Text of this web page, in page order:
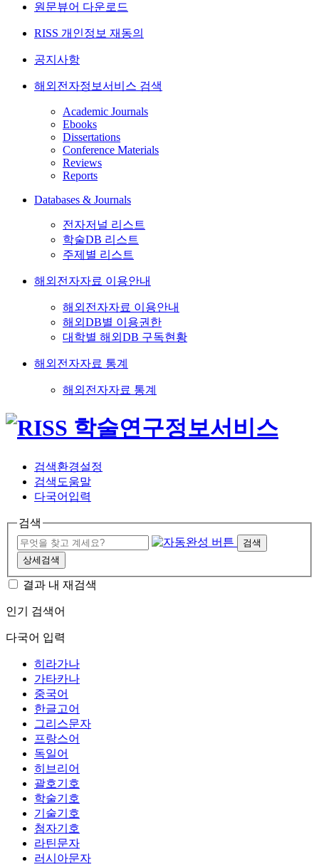
원문뷰어 다운로드
RISS 개인정보 재동의
공지사항
해외전자정보서비스 검색
Academic Journals
Ebooks
Dissertations
Conference Materials
Reviews
Reports
Databases & Journals
전자저널 리스트
학술DB 리스트
주제별 리스트
해외전자자료 이용안내
해외전자자료 이용안내
해외DB별 이용권한
대학별 해외DB 구독현황
해외전자자료 통계
해외전자자료 통계
검색환경설정
검색도움말
다국어입력
검색
검색
상세검색
결과 내 재검색
인기 검색어
다국어 입력
히라가나
가타카나
중국어
한글고어
그리스문자
프랑스어
독일어
히브리어
괄호기호
학술기호
기술기호
첨자기호
라틴문자
러시아문자